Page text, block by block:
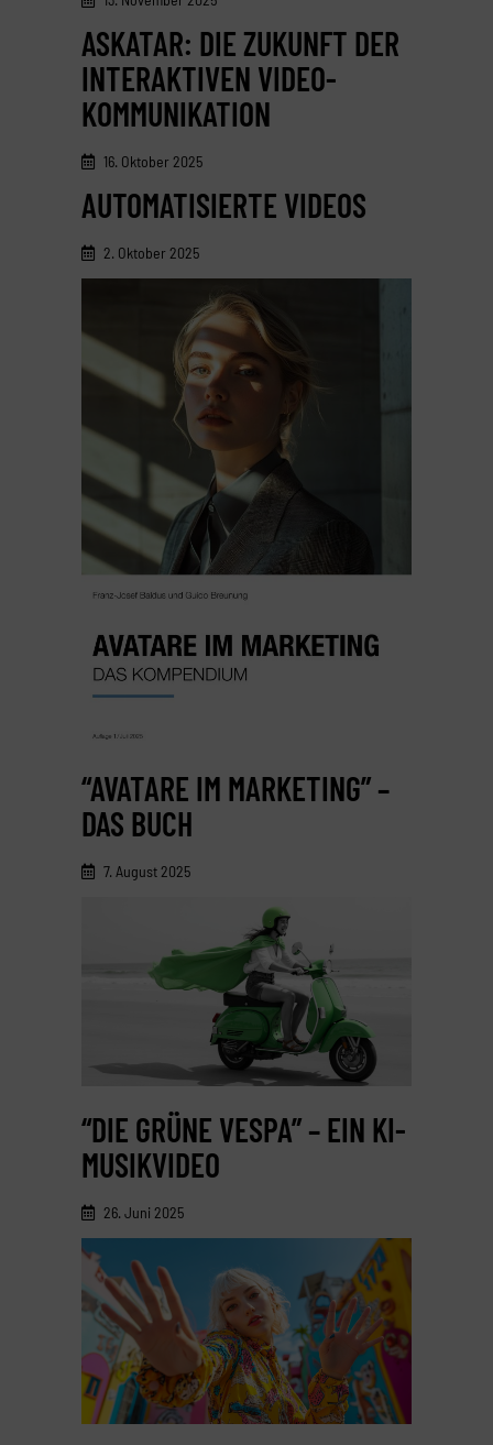
ASKATAR: DIE ZUKUNFT DER
INTERAKTIVEN VIDEO-
KOMMUNIKATION
16. Oktober 2025
AUTOMATISIERTE VIDEOS
2. Oktober 2025
“AVATARE IM MARKETING” –
DAS BUCH
7. August 2025
“DIE GRÜNE VESPA” – EIN KI-
MUSIKVIDEO
26. Juni 2025